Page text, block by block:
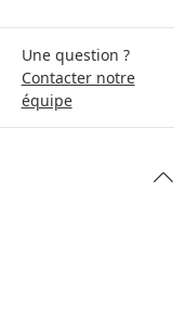
Une question ?
Contacter notre
équipe